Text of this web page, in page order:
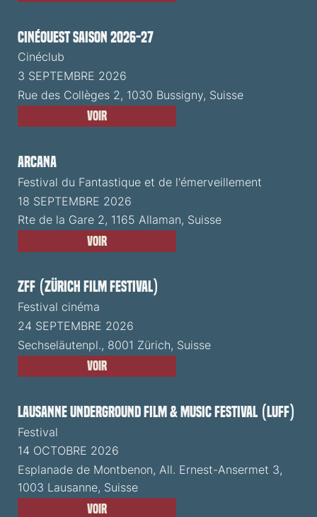
CinéOuest Saison 2026-27
Cinéclub
3 SEPTEMBRE 2026
Rue des Collèges 2, 1030 Bussigny, Suisse
Voir
ARCANA
Festival du Fantastique et de l'émerveillement
18 SEPTEMBRE 2026
Rte de la Gare 2, 1165 Allaman, Suisse
Voir
ZFF (Zürich Film Festival)
Festival cinéma
24 SEPTEMBRE 2026
Sechseläutenpl., 8001 Zürich, Suisse
Voir
Lausanne Underground Film & Music Festival (LUFF)
Festival
14 OCTOBRE 2026
Esplanade de Montbenon, All. Ernest-Ansermet 3,
1003 Lausanne, Suisse
Voir